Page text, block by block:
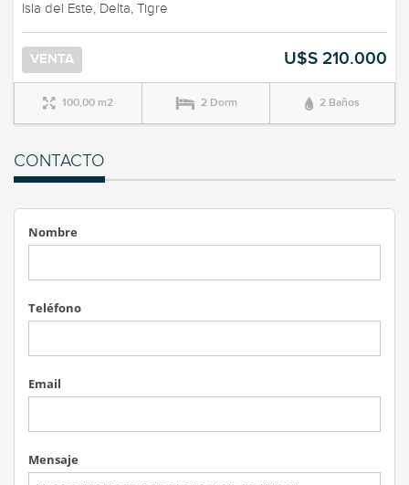
Isla del Este, Delta, Tigre
VENTA U$S 210.000
100,00 m2 2 Dorm 2 Baños
CONTACTO
Nombre
Teléfono
Email
Mensaje